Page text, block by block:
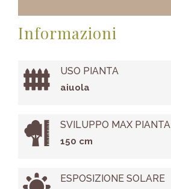
Informazioni
USO PIANTA
aiuola
SVILUPPO MAX PIANTA
150 cm
ESPOSIZIONE SOLARE